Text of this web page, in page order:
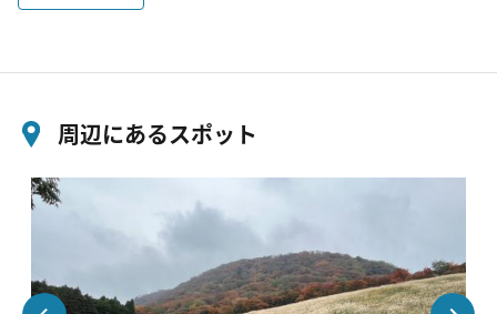
周辺にあるスポット